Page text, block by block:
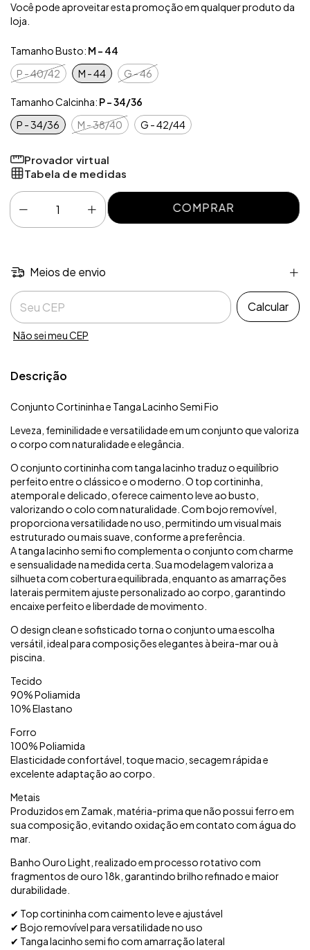
Você pode aproveitar esta promoção em qualquer produto da
loja.
Tamanho Busto: M - 44
P - 40/42
M - 44 G - 46
Tamanho Calcinha: P - 34/36
P - 34/36
M - 38/40 G - 42/44
Provador virtual
Tabela de medidas
Meios de envio
Entregas para o CEP:
Calcular
Não sei meu CEP
Descrição
Conjunto Cortininha e Tanga Lacinho Semi Fio
Leveza, feminilidade e versatilidade em um conjunto que valoriza
o corpo com naturalidade e elegância.
O conjunto cortininha com tanga lacinho traduz o equilíbrio
perfeito entre o clássico e o moderno. O top cortininha,
atemporal e delicado, oferece caimento leve ao busto,
valorizando o colo com naturalidade. Com bojo removível,
proporciona versatilidade no uso, permitindo um visual mais
estruturado ou mais suave, conforme a preferência.
A tanga lacinho semi fio complementa o conjunto com charme
e sensualidade na medida certa. Sua modelagem valoriza a
silhueta com cobertura equilibrada, enquanto as amarrações
laterais permitem ajuste personalizado ao corpo, garantindo
encaixe perfeito e liberdade de movimento.
O design clean e sofisticado torna o conjunto uma escolha
versátil, ideal para composições elegantes à beira-mar ou à
piscina.
Tecido
90% Poliamida
10% Elastano
Forro
100% Poliamida
Elasticidade confortável, toque macio, secagem rápida e
excelente adaptação ao corpo.
Metais
Produzidos em Zamak, matéria-prima que não possui ferro em
sua composição, evitando oxidação em contato com água do
mar.
Banho Ouro Light, realizado em processo rotativo com
fragmentos de ouro 18k, garantindo brilho refinado e maior
durabilidade.
✔ Top cortininha com caimento leve e ajustável
✔ Bojo removível para versatilidade no uso
✔ Tanga lacinho semi fio com amarração lateral